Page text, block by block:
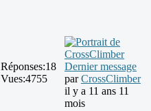
Réponses:18
Vues:4755
Dernier message
parCrossClimber
il y a 11 ans 11
mois